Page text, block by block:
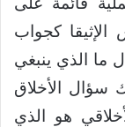
كجواب
ما الذي ينبغي
سؤال الأخلاق
هو الذي